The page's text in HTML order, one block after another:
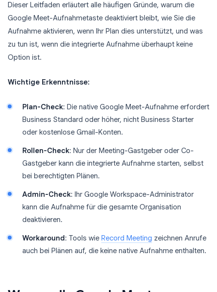
Dieser Leitfaden erläutert alle häufigen Gründe, warum die
Google Meet-Aufnahmetaste deaktiviert bleibt, wie Sie die
Aufnahme aktivieren, wenn Ihr Plan dies unterstützt, und was
zu tun ist, wenn die integrierte Aufnahme überhaupt keine
Option ist.
Wichtige Erkenntnisse:
Plan-Check: Die native Google Meet-Aufnahme erfordert
Business Standard oder höher, nicht Business Starter
oder kostenlose Gmail-Konten.
Rollen-Check: Nur der Meeting-Gastgeber oder Co-
Gastgeber kann die integrierte Aufnahme starten, selbst
bei berechtigten Plänen.
Admin-Check: Ihr Google Workspace-Administrator
kann die Aufnahme für die gesamte Organisation
deaktivieren.
Workaround: Tools wie Record Meeting zeichnen Anrufe
auch bei Plänen auf, die keine native Aufnahme enthalten.